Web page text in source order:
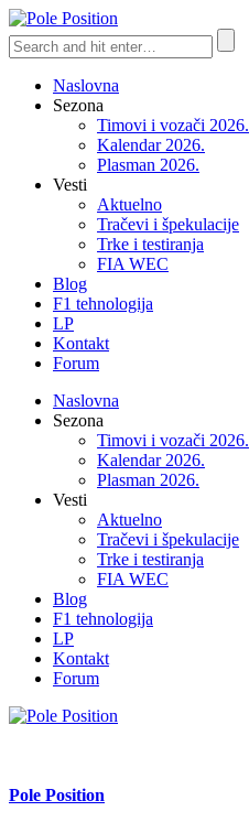
Naslovna
Sezona
Timovi i vozači 2026.
Kalendar 2026.
Plasman 2026.
Vesti
Aktuelno
Tračevi i špekulacije
Trke i testiranja
FIA WEC
Blog
F1 tehnologija
LP
Kontakt
Forum
Naslovna
Sezona
Timovi i vozači 2026.
Kalendar 2026.
Plasman 2026.
Vesti
Aktuelno
Tračevi i špekulacije
Trke i testiranja
FIA WEC
Blog
F1 tehnologija
LP
Kontakt
Forum
Pole Position